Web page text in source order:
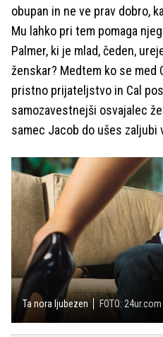
obupan in ne ve prav dobro,
Mu lahko pri tem pomaga
Palmer, ki je mlad, čeden,
ženskar? Medtem ko se med
pristno prijateljstvo in Cal
samozavestnejši osvajalec
samec Jacob do ušes zaljubi
Ta nora ljubezen FOTO: 24ur.com